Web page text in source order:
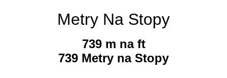
Metry Na Stopy
739 m na ft
739 Metry na Stopy